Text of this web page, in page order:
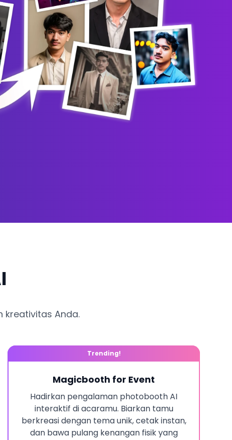
kreativitas Anda.
Trending!
Magicbooth for Event
Hadirkan pengalaman photobooth AI
interaktif di acaramu. Biarkan tamu
berkreasi dengan tema unik, cetak instan,
dan bawa pulang kenangan fisik yang